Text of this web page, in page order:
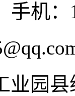
机：
业园县